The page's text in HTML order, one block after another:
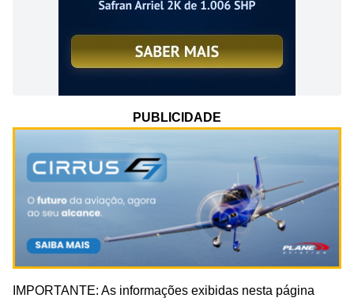
PUBLICIDADE
IMPORTANTE: As informações exibidas nesta página